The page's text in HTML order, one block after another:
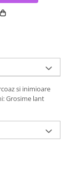
si inimioare
Grosime lant